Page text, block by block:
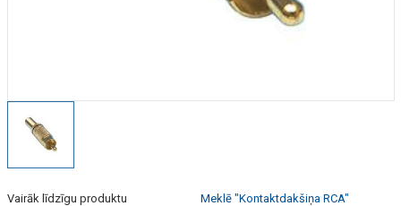
Vairāk līdzīgu produktu Meklē "Kontaktdakšiņa RCA"